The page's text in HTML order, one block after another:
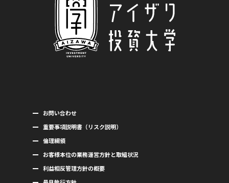
お問い合わせ
重要事項説明書（リスク説明）
倫理綱領
お客様本位の業務運営方針と取組状況
利益相反管理方針の概要